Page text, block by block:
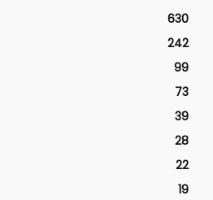
630
242
99
73
39
28
22
19